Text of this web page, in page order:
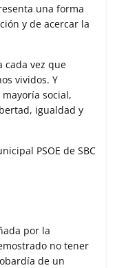
una forma
y de acercar la
cada vez que
vividos. Y
social,
igualdad y
PSOE de SBC
por la
no tener
de un